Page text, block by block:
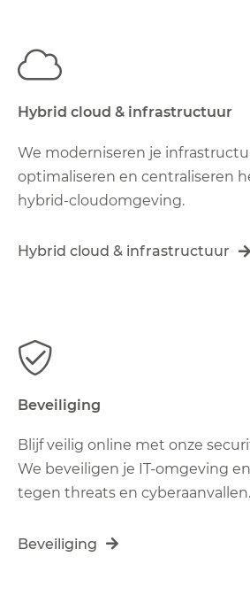
Hybrid cloud & infrastructuur
We moderniseren je
optimaliseren en centraliseren
hybrid-cloudomgeving.
Hybrid cloud & infrastructuur
Beveiliging
Blijf veilig online met onze
We beveiligen je IT-omgeving
tegen threats en cyberaanvallen.
Beveiliging